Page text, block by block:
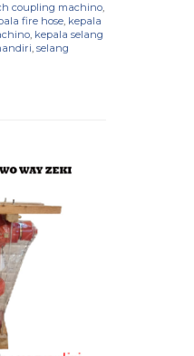
coupling machino,
fire hose, kepala
, kepala selang
, selang